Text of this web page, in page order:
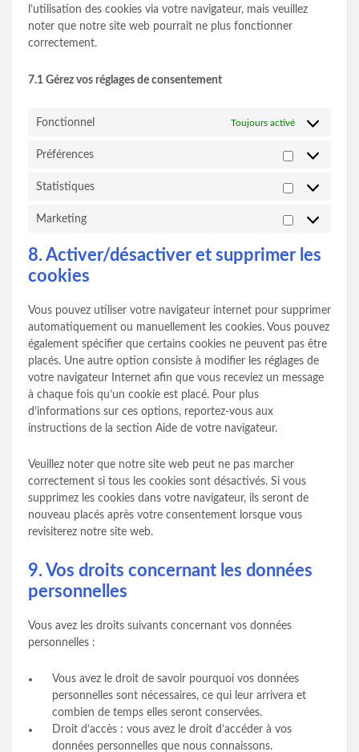
l’utilisation des cookies via votre navigateur, mais veuillez
noter que notre site web pourrait ne plus fonctionner
correctement.
7.1 Gérez vos réglages de consentement
Fonctionnel Toujours activé
Préférences
Préférences
Statistiques
Statistiques
Marketing
Marketing
8. Activer/désactiver et supprimer les
cookies
Vous pouvez utiliser votre navigateur internet pour supprimer
automatiquement ou manuellement les cookies. Vous pouvez
également spécifier que certains cookies ne peuvent pas être
placés. Une autre option consiste à modifier les réglages de
votre navigateur Internet afin que vous receviez un message
à chaque fois qu’un cookie est placé. Pour plus
d’informations sur ces options, reportez-vous aux
instructions de la section Aide de votre navigateur.
Veuillez noter que notre site web peut ne pas marcher
correctement si tous les cookies sont désactivés. Si vous
supprimez les cookies dans votre navigateur, ils seront de
nouveau placés après votre consentement lorsque vous
revisiterez notre site web.
9. Vos droits concernant les données
personnelles
Vous avez les droits suivants concernant vos données
personnelles :
Vous avez le droit de savoir pourquoi vos données
personnelles sont nécessaires, ce qui leur arrivera et
combien de temps elles seront conservées.
Droit d’accès : vous avez le droit d’accéder à vos
données personnelles que nous connaissons.